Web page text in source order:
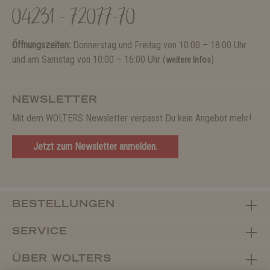
04231 - 72077-70
Öffnungszeiten: Donnerstag und Freitag von 10:00 – 18:00 Uhr
und am Samstag von 10:00 – 16:00 Uhr (weitere Infos)
NEWSLETTER
Mit dem WOLTERS Newsletter verpasst Du kein Angebot mehr!
Jetzt zum Newsletter anmelden.
BESTELLUNGEN
SERVICE
ÜBER WOLTERS